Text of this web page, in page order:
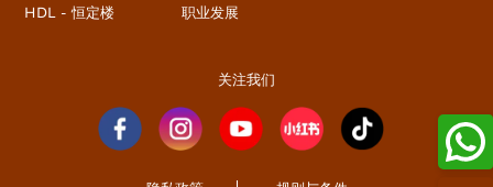
HDL - 恒定楼 职业发展
关注我们